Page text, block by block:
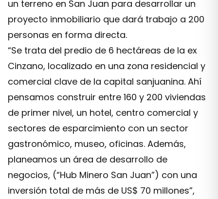
un terreno en San Juan para desarrollar un
proyecto inmobiliario que dará trabajo a 200
personas en forma directa.
“Se trata del predio de 6 hectáreas de la ex
Cinzano, localizado en una zona residencial y
comercial clave de la capital sanjuanina. Ahí
pensamos construir entre 160 y 200 viviendas
de primer nivel, un hotel, centro comercial y
sectores de esparcimiento con un sector
gastronómico, museo, oficinas. Además,
planeamos un área de desarrollo de
negocios, (“Hub Minero San Juan”) con una
inversión total de más de US$ 70 millones”,